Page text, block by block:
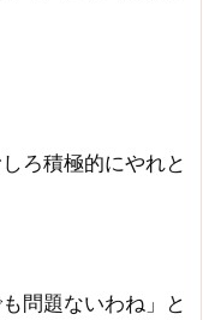
ろ積極的にやれと
問題ないわね」と